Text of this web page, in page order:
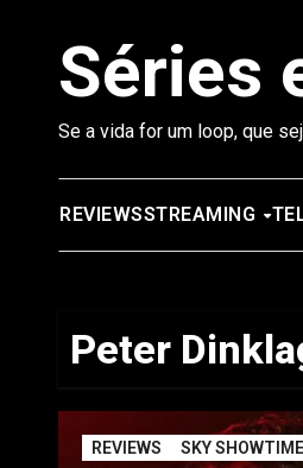
Séries
Se a vida for um loop, que
REVIEWSSTREAMING
Peter
REVIEWS SKY SHOWTIME